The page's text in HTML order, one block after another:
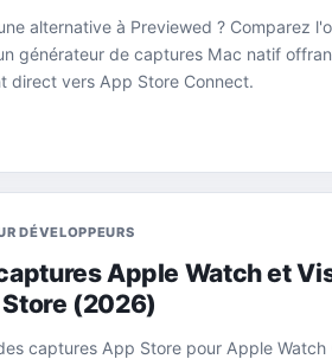
alternative à Previewed ? Comparez
générateur de captures Mac natif
direct vers App Store Connect.
DÉVELOPPEURS
Apple Watch et
(2026)
captures App Store pour Apple Watch